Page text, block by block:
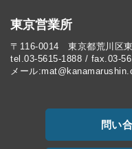
東京営業所
〒116-0014 東京都荒川区
tel.03-5615-1888 / fax.03-
メール
問い